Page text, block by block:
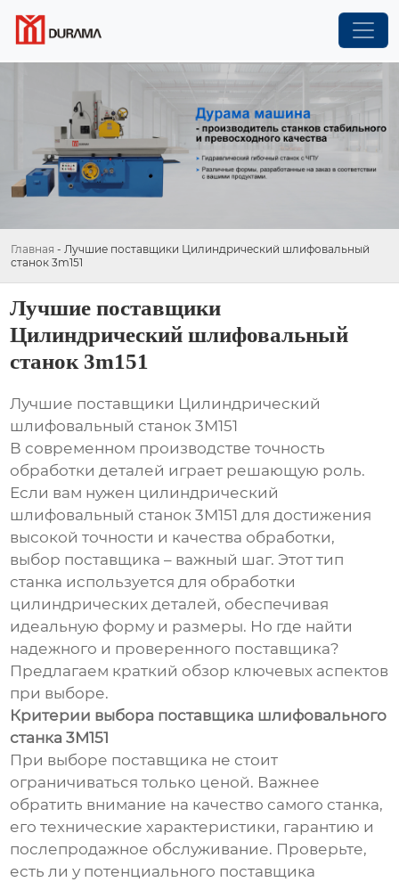
Главная - Лучшие поставщики Цилиндрический шлифовальный
станок 3m151
Лучшие поставщики
Цилиндрический шлифовальный
станок 3m151
Лучшие поставщики Цилиндрический
шлифовальный станок 3М151
В современном производстве точность
обработки деталей играет решающую роль.
Если вам нужен цилиндрический
шлифовальный станок 3М151 для достижения
высокой точности и качества обработки,
выбор поставщика – важный шаг. Этот тип
станка используется для обработки
цилиндрических деталей, обеспечивая
идеальную форму и размеры. Но где найти
надежного и проверенного поставщика?
Предлагаем краткий обзор ключевых аспектов
при выборе.
Критерии выбора поставщика шлифовального
станка 3М151
При выборе поставщика не стоит
ограничиваться только ценой. Важнее
обратить внимание на качество самого станка,
его технические характеристики, гарантию и
послепродажное обслуживание. Проверьте,
есть ли у потенциального поставщика